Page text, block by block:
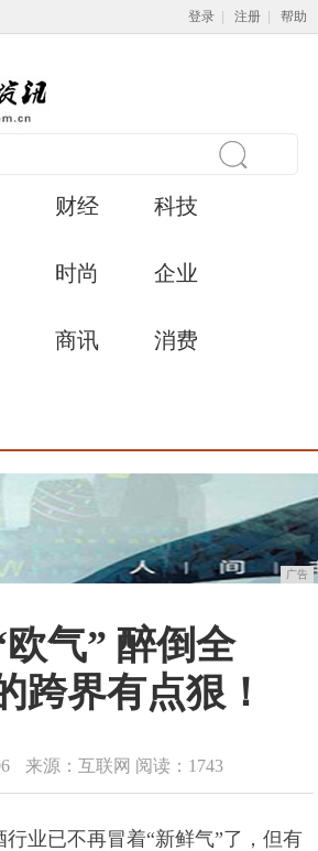
登录 注册 帮助
财经 科技
时尚 企业
商讯 消费
广告
气” 醉倒全
跨界有点狠！
来源：互联网 阅读：1743
行业已不再冒着“新鲜气”了，但有